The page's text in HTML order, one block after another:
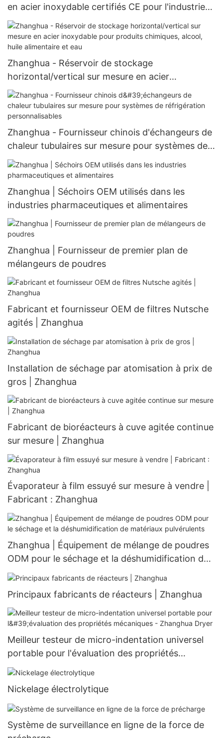
en acier inoxydable certifiés CE pour l'industrie
chimique
Zhanghua - Réservoir de stockage
horizontal/vertical sur mesure en acier
inoxydable pour produits chimiques, alcool, huile
alimentaire et eau
Zhanghua - Fournisseur chinois d'échangeurs de
chaleur tubulaires sur mesure pour systèmes de
réfrigération personnalisables
Zhanghua | Séchoirs OEM utilisés dans les
industries pharmaceutiques et alimentaires
Zhanghua | Fournisseur de premier plan de
mélangeurs de poudres
Fabricant et fournisseur OEM de filtres Nutsche
agités | Zhanghua
Installation de séchage par atomisation à prix de
gros | Zhanghua
Fabricant de bioréacteurs à cuve agitée continue
sur mesure | Zhanghua
Évaporateur à film essuyé sur mesure à vendre |
Fabricant : Zhanghua
Zhanghua | Équipement de mélange de poudres
ODM pour le séchage et la déshumidification de
matériaux pulvérulents
Principaux fabricants de réacteurs | Zhanghua
Meilleur testeur de micro-indentation universel
portable pour l'évaluation des propriétés
mécaniques - Zhanghua Dryer
Nickelage électrolytique
Système de surveillance en ligne de la force de